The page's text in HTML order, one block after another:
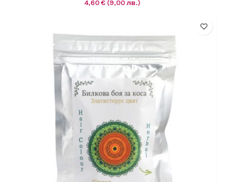
4,60€ (9,00 лв.)